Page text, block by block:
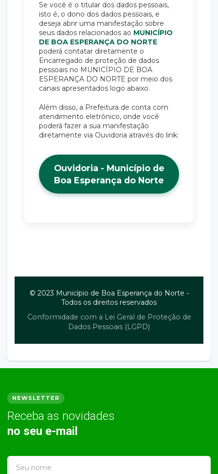
Se você é o titular dos dados pessoais,
isto é, o dono dos dados pessoais, e
deseja abrir uma manifestação sobre
seus dados relacionados ao MUNICÍPIO
DE BOA ESPERANÇA DO NORTE
poderá contatar diretamente o
Encarregado de proteção de dados
pessoais no MUNICÍPIO DE BOA
ESPERANÇA DO NORTE por meio dos
canais apresentados logo abaixo.
Além disso, a Prefeitura de conta com
atendimento eletrônico, onde você
poderá fazer a sua manifestação
diretamente via Ouvidoria através do link:
Ouvidoria - Município de
Boa Esperança do Norte
© 2023 Município de Boa Esperança do Norte -
Todos os direitos reservados
Conformidade com a Lei Geral de Proteção de
Dados Pessoais (LGPD)
NEWSLETTER
Receba as novidades
no seu e-mail